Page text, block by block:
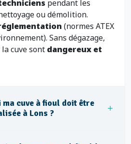
pendant les
ou démolition.
(normes ATEX
Sans dégazage,
cuve sont dangereux et
ma cuve à fioul doit être
à Lons ?